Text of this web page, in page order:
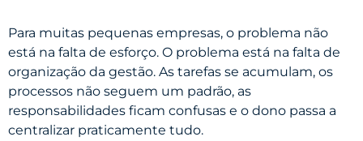
Para muitas pequenas empresas, o problema não
está na falta de esforço. O problema está na falta de
organização da gestão. As tarefas se acumulam, os
processos não seguem um padrão, as
responsabilidades ficam confusas e o dono passa a
centralizar praticamente tudo.